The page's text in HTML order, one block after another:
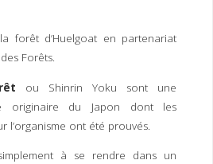
N
HÉ
Q
IM
ER
forêt d’Huelgoat en partenariat
Forêts.
ou Shinrin Yoku sont une
originaire du Japon dont les
l’organisme ont été prouvés.
à se rendre dans un